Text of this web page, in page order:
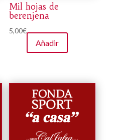
Mil hojas de
berenjena
5,00€
Añadir